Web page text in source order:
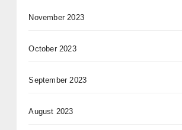
November 2023
October 2023
September 2023
August 2023